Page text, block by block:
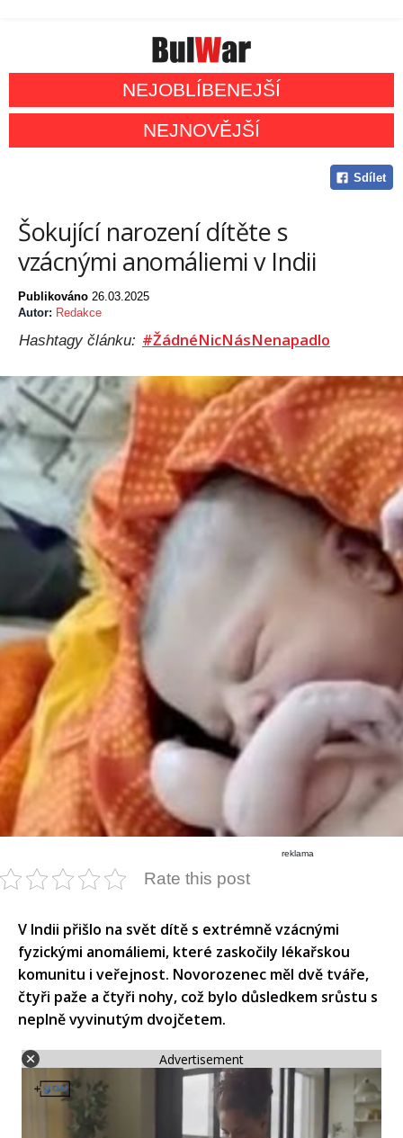
NEJOBLÍBENEJŠÍ
NEJNOVĚJŠÍ
Sdílet
Šokující narození dítěte s
vzácnými anomáliemi v Indii
Publikováno 26.03.2025
Autor: Redakce
Hashtagy článku: #ŽádnéNicNásNenapadlo
reklama
Rate this post
V Indii přišlo na svět dítě s extrémně vzácnými
fyzickými anomáliemi, které zaskočily lékařskou
komunitu i veřejnost. Novorozenec měl dvě tváře,
čtyři paže a čtyři nohy, což bylo důsledkem srůstu s
neplně vyvinutým dvojčetem.
Advertisement